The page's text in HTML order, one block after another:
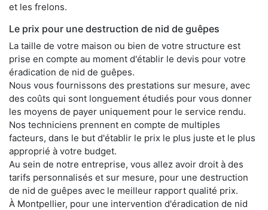
et les frelons.
Le prix pour une destruction de nid de guêpes
La taille de votre maison ou bien de votre structure est
prise en compte au moment d'établir le devis pour votre
éradication de nid de guêpes.
Nous vous fournissons des prestations sur mesure, avec
des coûts qui sont longuement étudiés pour vous donner
les moyens de payer uniquement pour le service rendu.
Nos techniciens prennent en compte de multiples
facteurs, dans le but d'établir le prix le plus juste et le plus
approprié à votre budget.
Au sein de notre entreprise, vous allez avoir droit à des
tarifs personnalisés et sur mesure, pour une destruction
de nid de guêpes avec le meilleur rapport qualité prix.
À Montpellier, pour une intervention d'éradication de nid